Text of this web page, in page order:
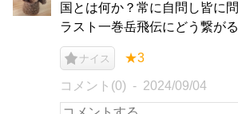
国とは何か？常に自問し皆に
ラスト一巻岳飛伝にどう繋がる
ナイス ★3
コメント(0) 2024/09/04